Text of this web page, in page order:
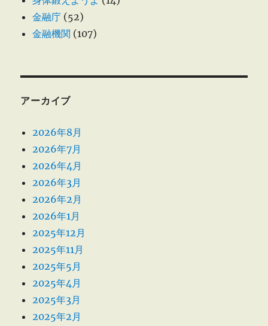
金融庁 (52)
金融機関 (107)
アーカイブ
2026年8月
2026年7月
2026年4月
2026年3月
2026年2月
2026年1月
2025年12月
2025年11月
2025年5月
2025年4月
2025年3月
2025年2月